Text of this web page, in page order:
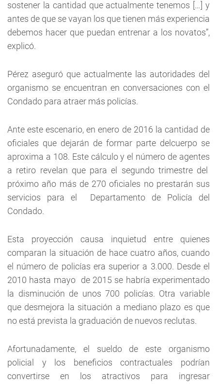
sostener la cantidad que actualmente tenemos […] y
antes de que se vayan los que tienen más experiencia
debemos hacer que puedan entrenar a los novatos”,
explicó.
Pérez aseguró que actualmente las autoridades del
organismo se encuentran en conversaciones con el
Condado para atraer más policías.
Ante este escenario, en enero de 2016 la cantidad de
oficiales que dejarán de formar parte delcuerpo se
aproxima a 108. Este cálculo y el número de agentes
a retiro revelan que para el segundo trimestre del
próximo año más de 270 oficiales no prestarán sus
servicios para el Departamento de Policía del
Condado.
Esta proyección causa inquietud entre quienes
comparan la situación de hace cuatro años, cuando
el número de policías era superior a 3.000. Desde el
2010 hasta mayo de 2015 se habría experimentado
la disminución de unos 700 policías. Otra variable
que desmejora la situación a mediano plazo es que
no está prevista la graduación de nuevos reclutas.
Afortunadamente, el sueldo de este organismo
policial y los beneficios contractuales podrían
convertirse en los atractivos para ingresar